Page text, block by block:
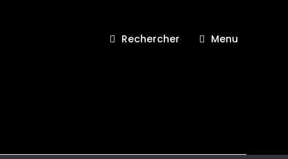
Rechercher Menu